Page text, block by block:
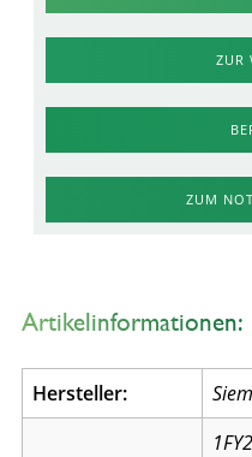
ZUR
ZUM
Artikelinformationen:
Hersteller: